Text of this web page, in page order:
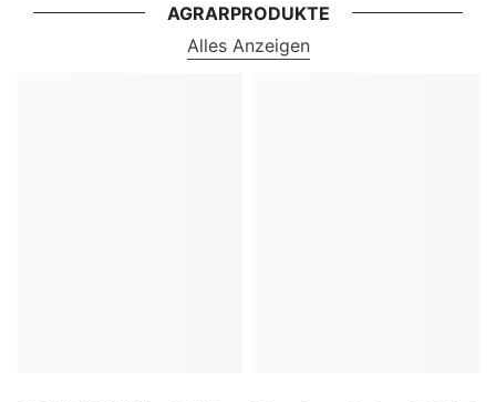
AGRARPRODUKTE
Alles Anzeigen